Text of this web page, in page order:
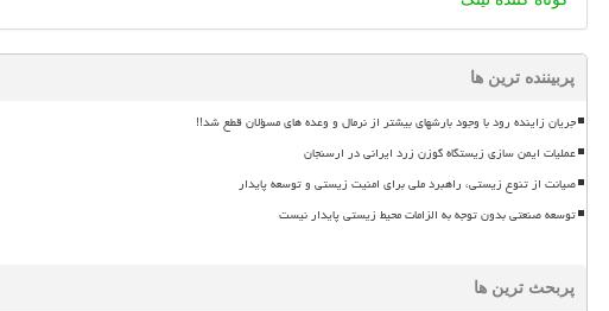
پربیننده ترین ها
جریان زاینده رود با وجود بارشهای بیشتر از نرمال و وعده های مسؤلان قطع شد!!
عملیات ایمن سازی زیستگاه گوزن زرد ایرانی در ارسنجان
صیانت از تنوع زیستی، راهبرد ملی برای امنیت زیستی و توسعه پایدار
توسعه صنعتی بدون توجه به الزامات محیط زیستی پایدار نیست
پربحث ترین ها